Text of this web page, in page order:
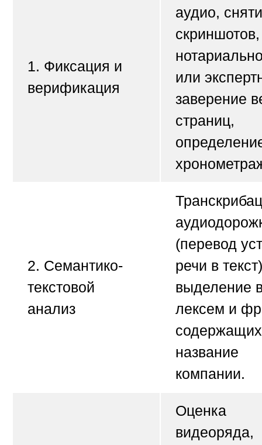
1. Фиксация и
верификация
аудио,
скриншотов,
или
заверение
страниц,
2. Семантико-
текстовой
анализ
(перевод
речи в
выделение
лексем и
содержащих
название
компании.
Оценка
видеоряда,